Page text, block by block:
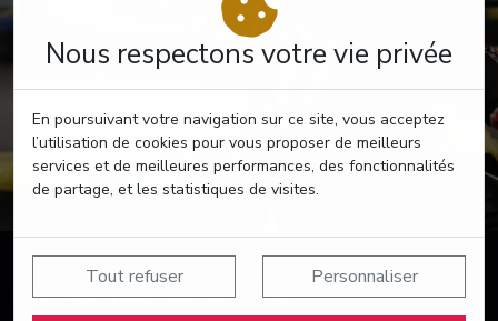
Nous respectons votre vie privée
En poursuivant votre navigation sur ce site, vous acceptez
l’utilisation de cookies pour vous proposer de meilleurs
services et de meilleures performances, des fonctionnalités
de partage, et les statistiques de visites.
Tout refuser Personnaliser
Suivez nos actualités